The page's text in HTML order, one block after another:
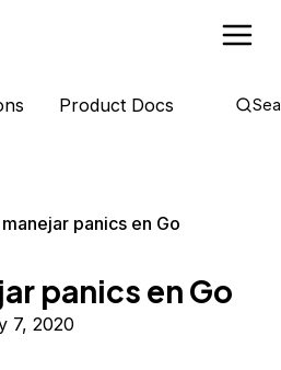
Product Docs
panics en Go
panics en Go
7, 2020